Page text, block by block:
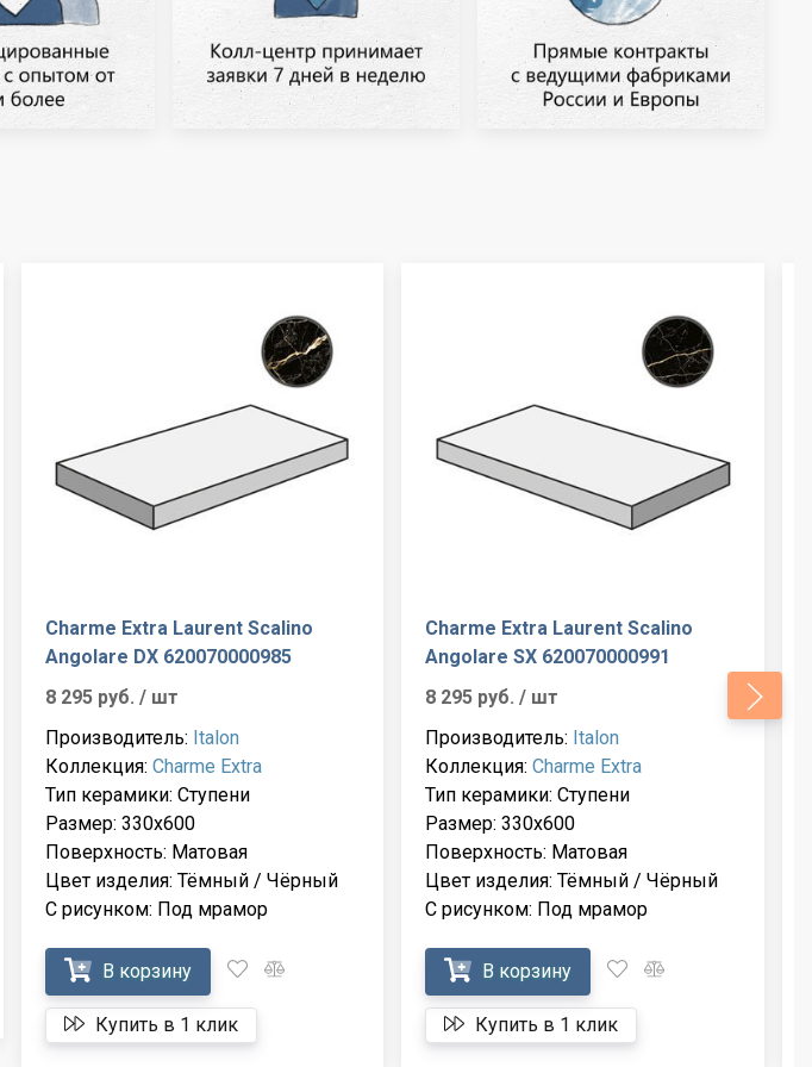
Charme Extra Laurent Scalino
Angolare DX 620070000985
8 295 руб. / шт
Производитель: Italon
Коллекция: Charme Extra
Тип керамики: Ступени
Размер: 330x600
Поверхность: Матовая
Цвет изделия: Тёмный / Чёрный
С рисунком: Под мрамор
В корзину
Купить в 1 клик
Charme Extra Laurent Scalino
Angolare SX 620070000991
8 295 руб./ шт
Производитель: Italon
Коллекция:Charme Extra
Тип керамики: Ступени
Размер: 330x600
Поверхность: Матовая
Цвет изделия: Тёмный / Чёрный
С рисунком: Под мрамор
В корзину
Купить в 1 клик